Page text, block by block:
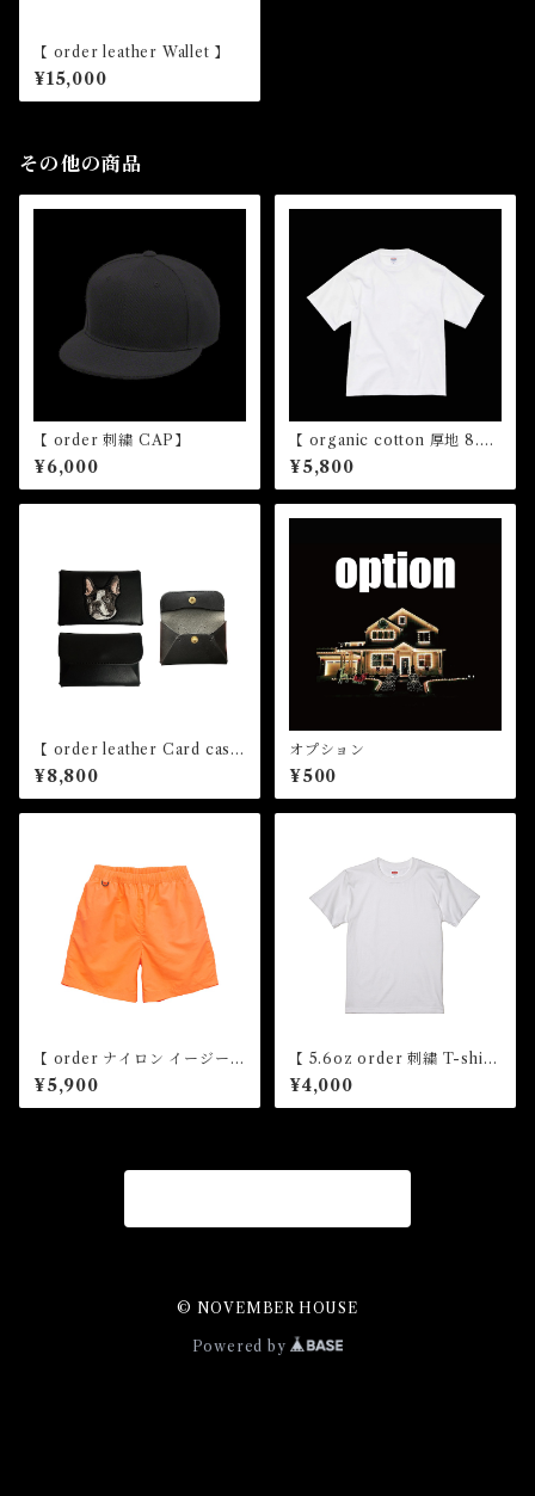
【 order leather Wallet 】
¥15,000
その他の商品
【 order 刺繍 CAP】
¥6,000
【 organic cotton 厚地 8.2o
¥5,800
【 order leather Card case
】
¥8,800
オプション
¥500
【 order ナイロン イージー
ショーツ】
¥5,900
【 5.6oz order 刺繍 T-shirt
】
¥4,000
© NOVEMBER HOUSE
Powered by